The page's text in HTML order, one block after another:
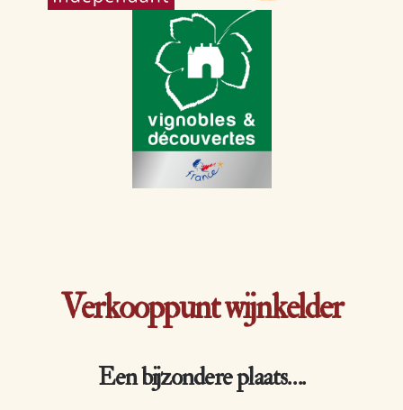
Verkooppunt wijnkelder
Een bijzondere plaats….